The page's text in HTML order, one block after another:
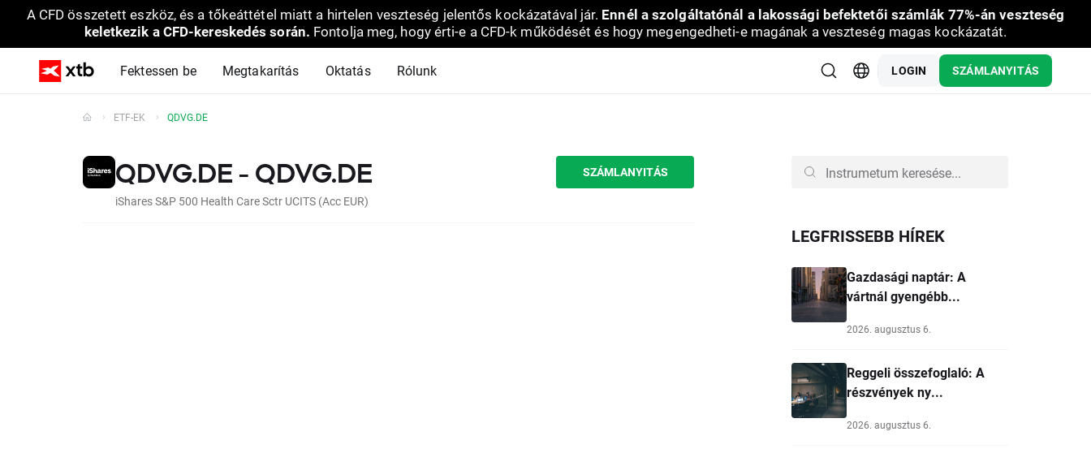
A CFD összetett eszköz, és a tőkeáttétel miatt a hirtelen veszteség jelentős kockázatával jár. Ennél a szolgáltatónál a lakossági befektetői számlák 77%-án veszteség
keletkezik a CFD-kereskedés során. Fontolja meg, hogy érti-e a CFD-k működését és hogy megengedheti-e magának a veszteség magas kockázatát.
Fektessen be Megtakarítás Oktatás Rólunk LOGIN SZÁMLANYITÁS
ETF-EK QDVG.DE
QDVG.DE - QDVG.DE
iShares S&P 500 Health Care Sctr UCITS (Acc EUR)
SZÁMLANYITÁS
LEGFRISSEBB HÍREK
Gazdasági naptár: A
vártnál gyengébb...
2026. augusztus 6.
Reggeli összefoglaló: A
részvények ny...
2026. augusztus 6.